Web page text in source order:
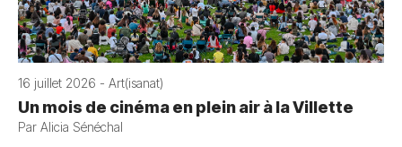
16 juillet 2026 - Art(isanat)
Un mois de cinéma en plein air à la Villette
Par Alicia Sénéchal